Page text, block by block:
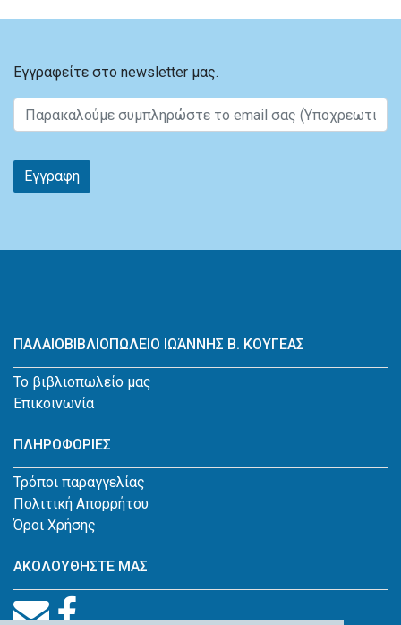
Εγγραφείτε στο newsletter μας.
Εγγραφη
ΠΑΛΑΙΟΒΙΒΛΙΟΠΩΛΕΙΟ ΙΩΆΝΝΗΣ Β. ΚΟΥΓΕΑΣ
Το βιβλιοπωλείο μας
Επικοινωνία
ΠΛΗΡΟΦΟΡΙΕΣ
Τρόποι παραγγελίας
Πολιτική Απορρήτου
Όροι Χρήσης
ΑΚΟΛΟΥΘΗΣΤΕ ΜΑΣ